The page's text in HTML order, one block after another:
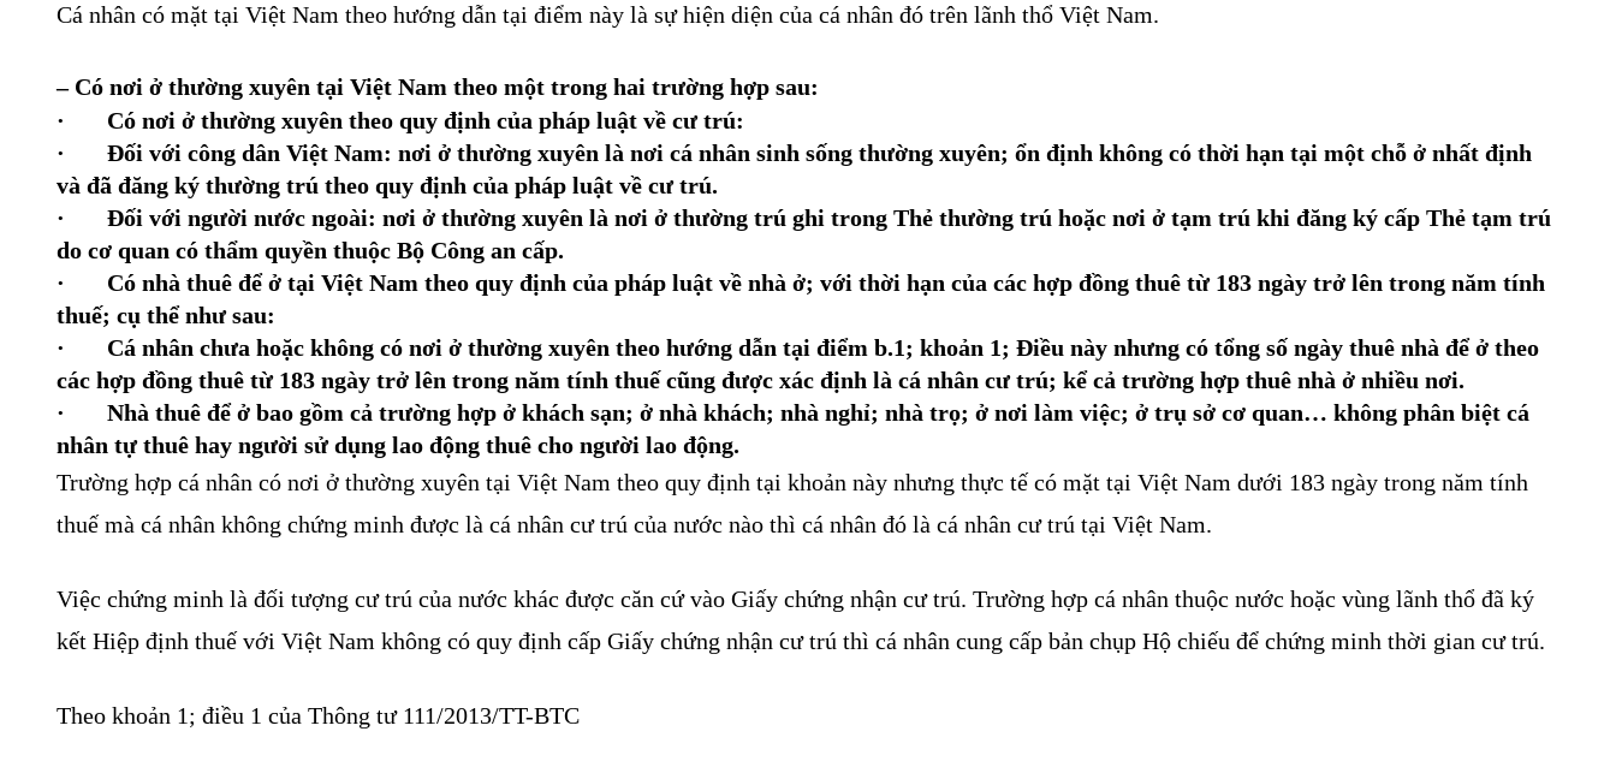
Cá nhân có mặt tại Việt Nam theo hướng dẫn tại điểm này là sự hiện diện của cá nhân đó trên lãnh thổ Việt Nam.
– Có nơi ở thường xuyên tại Việt Nam theo một trong hai trường hợp sau:
· Có nơi ở thường xuyên theo quy định của pháp luật về cư trú:
· Đối với công dân Việt Nam: nơi ở thường xuyên là nơi cá nhân sinh sống thường xuyên; ổn định không có thời hạn tại một chỗ ở nhất định
và đã đăng ký thường trú theo quy định của pháp luật về cư trú.
· Đối với người nước ngoài: nơi ở thường xuyên là nơi ở thường trú ghi trong Thẻ thường trú hoặc nơi ở tạm trú khi đăng ký cấp Thẻ tạm trú
do cơ quan có thẩm quyền thuộc Bộ Công an cấp.
· Có nhà thuê để ở tại Việt Nam theo quy định của pháp luật về nhà ở; với thời hạn của các hợp đồng thuê từ 183 ngày trở lên trong năm tính
thuế; cụ thể như sau:
· Cá nhân chưa hoặc không có nơi ở thường xuyên theo hướng dẫn tại điểm b.1; khoản 1; Điều này nhưng có tổng số ngày thuê nhà để ở theo
các hợp đồng thuê từ 183 ngày trở lên trong năm tính thuế cũng được xác định là cá nhân cư trú; kể cả trường hợp thuê nhà ở nhiều nơi.
· Nhà thuê để ở bao gồm cả trường hợp ở khách sạn; ở nhà khách; nhà nghỉ; nhà trọ; ở nơi làm việc; ở trụ sở cơ quan… không phân biệt cá
nhân tự thuê hay người sử dụng lao động thuê cho người lao động.
Trường hợp cá nhân có nơi ở thường xuyên tại Việt Nam theo quy định tại khoản này nhưng thực tế có mặt tại Việt Nam dưới 183 ngày trong năm tính
thuế mà cá nhân không chứng minh được là cá nhân cư trú của nước nào thì cá nhân đó là cá nhân cư trú tại Việt Nam.
Việc chứng minh là đối tượng cư trú của nước khác được căn cứ vào Giấy chứng nhận cư trú. Trường hợp cá nhân thuộc nước hoặc vùng lãnh thổ đã ký
kết Hiệp định thuế với Việt Nam không có quy định cấp Giấy chứng nhận cư trú thì cá nhân cung cấp bản chụp Hộ chiếu để chứng minh thời gian cư trú.
Theo khoản 1; điều 1 của Thông tư 111/2013/TT-BTC